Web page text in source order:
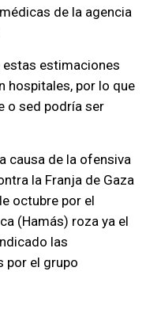
de la agencia
estimaciones
hospitales, por lo que
o sed podría ser
causa de la ofensiva
la Franja de Gaza
octubre por el
(Hamás) roza ya el
las
por el grupo